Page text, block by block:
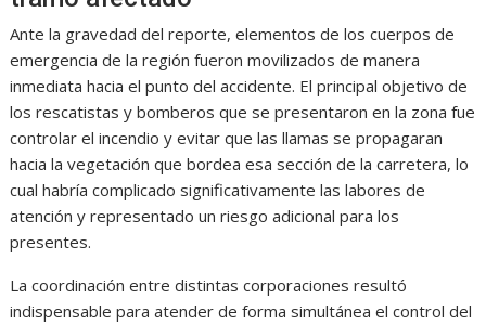
Ante la gravedad del reporte, elementos de los cuerpos de
emergencia de la región fueron movilizados de manera
inmediata hacia el punto del accidente. El principal objetivo de
los rescatistas y bomberos que se presentaron en la zona fue
controlar el incendio y evitar que las llamas se propagaran
hacia la vegetación que bordea esa sección de la carretera, lo
cual habría complicado significativamente las labores de
atención y representado un riesgo adicional para los
presentes.
La coordinación entre distintas corporaciones resultó
indispensable para atender de forma simultánea el control del